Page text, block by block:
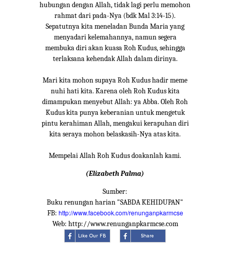
hubungan dengan Allah, tidak lagi perlu memohon
rahmat dari pada-Nya (bdk Mal 3:14-15).
Sepatutnya kita meneladan Bunda Maria yang
menyadari kelemahannya, namun segera
membuka diri akan kuasa Roh Kudus, sehingga
terlaksana kehendak Allah dalam dirinya.
Mari kita mohon supaya Roh Kudus hadir meme
nuhi hati kita. Karena oleh Roh Kudus kita
dimampukan menyebut Allah: ya Abba. Oleh Roh
Kudus kita punya keberanian untuk mengetuk
pintu kerahiman Allah, mengakui kerapuhan diri
kita seraya mohon belaskasih-Nya atas kita.
Mempelai Allah Roh Kudus doakanlah kami.
(Elizabeth Palma)
Sumber:
Buku renungan harian "SABDA KEHIDUPAN"
FB: http://www.facebook.com/renunganpkarmcse
Web: http://www.renunganpkarmcse.com